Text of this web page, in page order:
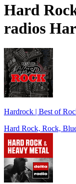
Hard
radios
Hardrock | Best of
Hard Rock, Rock,